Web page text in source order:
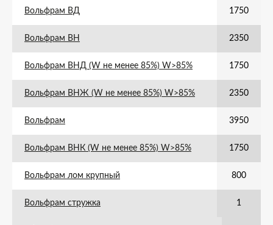
Вольфрам ВД 1750
Вольфрам ВН 2350
Вольфрам ВНД (W не менее 85%) W>85% 1750
Вольфрам ВНЖ (W не менее 85%) W>85% 2350
Вольфрам 3950
Вольфрам ВНК (W не менее 85%) W>85% 1750
Вольфрам лом крупный 800
Вольфрам стружка 1